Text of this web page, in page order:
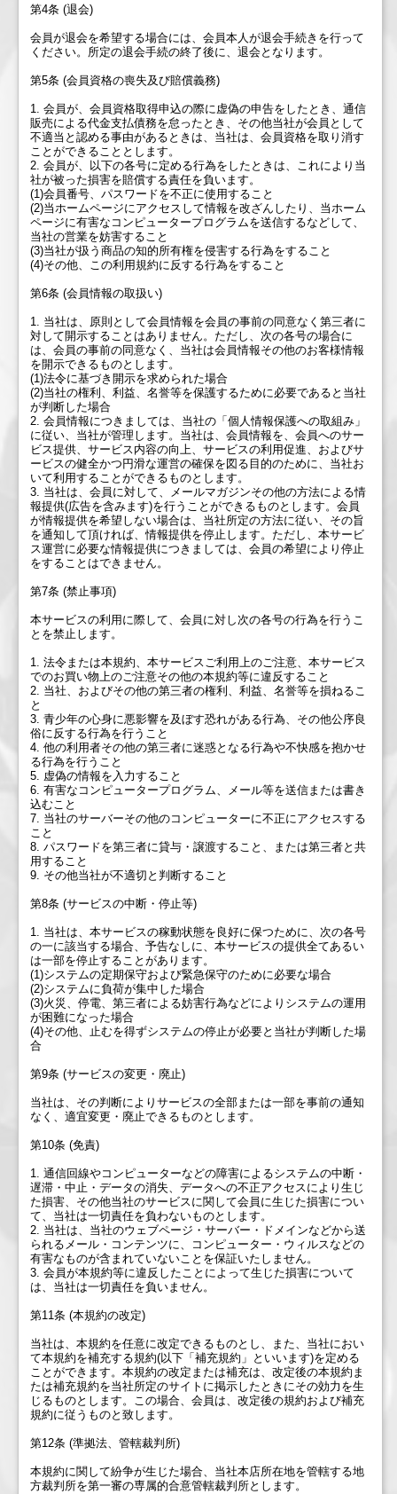
第4条 (退会)
会員が退会を希望する場合には、会員本人が退会手続きを行って
ください。所定の退会手続の終了後に、退会となります。
第5条 (会員資格の喪失及び賠償義務)
1. 会員が、会員資格取得申込の際に虚偽の申告をしたとき、通信
販売による代金支払債務を怠ったとき、その他当社が会員として
不適当と認める事由があるときは、当社は、会員資格を取り消す
ことができることとします。
2. 会員が、以下の各号に定める行為をしたときは、これにより当
社が被った損害を賠償する責任を負います。
(1)会員番号、パスワードを不正に使用すること
(2)当ホームページにアクセスして情報を改ざんしたり、当ホーム
ページに有害なコンピュータープログラムを送信するなどして、
当社の営業を妨害すること
(3)当社が扱う商品の知的所有権を侵害する行為をすること
(4)その他、この利用規約に反する行為をすること
第6条 (会員情報の取扱い)
1. 当社は、原則として会員情報を会員の事前の同意なく第三者に
対して開示することはありません。ただし、次の各号の場合に
は、会員の事前の同意なく、当社は会員情報その他のお客様情報
を開示できるものとします。
(1)法令に基づき開示を求められた場合
(2)当社の権利、利益、名誉等を保護するために必要であると当社
が判断した場合
2. 会員情報につきましては、当社の「個人情報保護への取組み」
に従い、当社が管理します。当社は、会員情報を、会員へのサー
ビス提供、サービス内容の向上、サービスの利用促進、およびサ
ービスの健全かつ円滑な運営の確保を図る目的のために、当社お
いて利用することができるものとします。
3. 当社は、会員に対して、メールマガジンその他の方法による情
報提供(広告を含みます)を行うことができるものとします。会員
が情報提供を希望しない場合は、当社所定の方法に従い、その旨
を通知して頂ければ、情報提供を停止します。ただし、本サービ
ス運営に必要な情報提供につきましては、会員の希望により停止
をすることはできません。
第7条 (禁止事項)
本サービスの利用に際して、会員に対し次の各号の行為を行うこ
とを禁止します。
1. 法令または本規約、本サービスご利用上のご注意、本サービス
でのお買い物上のご注意その他の本規約等に違反すること
2. 当社、およびその他の第三者の権利、利益、名誉等を損ねるこ
と
3. 青少年の心身に悪影響を及ぼす恐れがある行為、その他公序良
俗に反する行為を行うこと
4. 他の利用者その他の第三者に迷惑となる行為や不快感を抱かせ
る行為を行うこと
5. 虚偽の情報を入力すること
6. 有害なコンピュータープログラム、メール等を送信または書き
込むこと
7. 当社のサーバーその他のコンピューターに不正にアクセスする
こと
8. パスワードを第三者に貸与・譲渡すること、または第三者と共
用すること
9. その他当社が不適切と判断すること
第8条 (サービスの中断・停止等)
1. 当社は、本サービスの稼動状態を良好に保つために、次の各号
の一に該当する場合、予告なしに、本サービスの提供全てあるい
は一部を停止することがあります。
(1)システムの定期保守および緊急保守のために必要な場合
(2)システムに負荷が集中した場合
(3)火災、停電、第三者による妨害行為などによりシステムの運用
が困難になった場合
(4)その他、止むを得ずシステムの停止が必要と当社が判断した場
合
第9条 (サービスの変更・廃止)
当社は、その判断によりサービスの全部または一部を事前の通知
なく、適宜変更・廃止できるものとします。
第10条 (免責)
1. 通信回線やコンピューターなどの障害によるシステムの中断・
遅滞・中止・データの消失、データへの不正アクセスにより生じ
た損害、その他当社のサービスに関して会員に生じた損害につい
て、当社は一切責任を負わないものとします。
2. 当社は、当社のウェブページ・サーバー・ドメインなどから送
られるメール・コンテンツに、コンピューター・ウィルスなどの
有害なものが含まれていないことを保証いたしません。
3. 会員が本規約等に違反したことによって生じた損害について
は、当社は一切責任を負いません。
第11条 (本規約の改定)
当社は、本規約を任意に改定できるものとし、また、当社におい
て本規約を補充する規約(以下「補充規約」といいます)を定める
ことができます。本規約の改定または補充は、改定後の本規約ま
たは補充規約を当社所定のサイトに掲示したときにその効力を生
じるものとします。この場合、会員は、改定後の規約および補充
規約に従うものと致します。
第12条 (準拠法、管轄裁判所)
本規約に関して紛争が生じた場合、当社本店所在地を管轄する地
方裁判所を第一審の専属的合意管轄裁判所とします。